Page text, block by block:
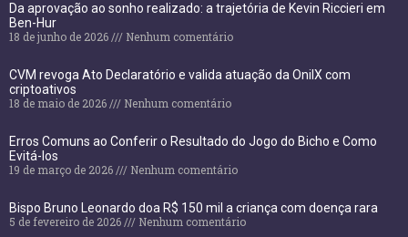
Da aprovação ao sonho realizado: a trajetória de Kevin Riccieri em
Ben-Hur
18 de junho de 2026
Nenhum comentário
CVM revoga Ato Declaratório e valida atuação da OnilX com
criptoativos
18 de maio de 2026
Nenhum comentário
Erros Comuns ao Conferir o Resultado do Jogo do Bicho e Como
Evitá-los
19 de março de 2026
Nenhum comentário
Bispo Bruno Leonardo doa R$ 150 mil a criança com doença rara
5 de fevereiro de 2026
Nenhum comentário